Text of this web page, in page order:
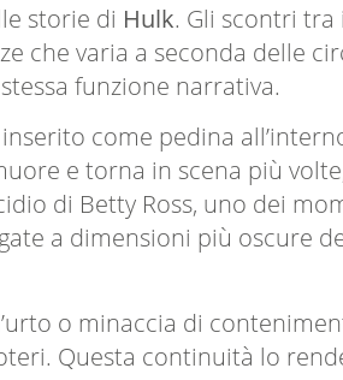
storie di Hulk. Gli scontri tra
che varia a seconda delle
funzione narrativa.
come pedina
e torna in scena più
di Betty Ross, uno dei
a dimensioni più oscure
o minaccia di
Questa continuità lo